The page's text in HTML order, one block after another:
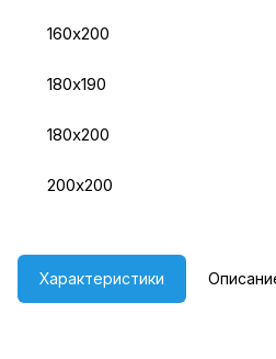
160х200
180х190
180х200
200х200
Характеристики